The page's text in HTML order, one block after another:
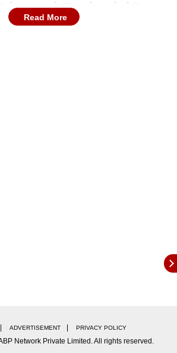
விமர்சையாகக் கொண்டாடப்பட்டு
ஆண்டுக்கான விழா கடந்த மாதம்
அம்மன்
Read More
ADVERTISEMENT PRIVACY POLICY
Network Private Limited. All rights reserved.